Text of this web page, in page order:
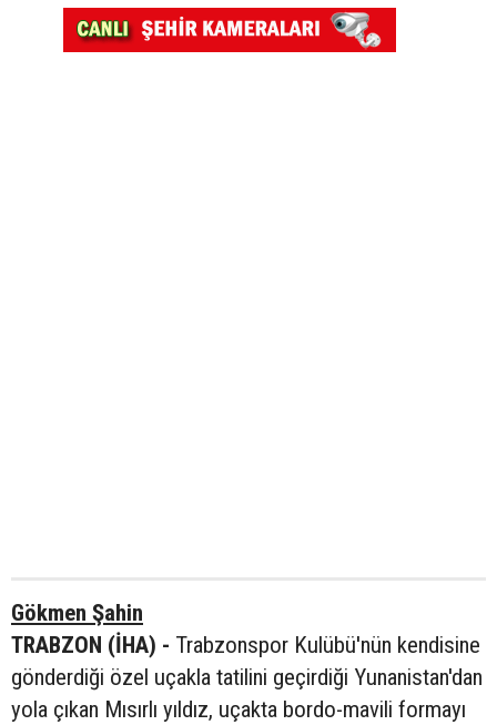
Gökmen Şahin
TRABZON (İHA) - Trabzonspor Kulübü'nün kendisine
gönderdiği özel uçakla tatilini geçirdiği Yunanistan'dan
yola çıkan Mısırlı yıldız, uçakta bordo-mavili formayı